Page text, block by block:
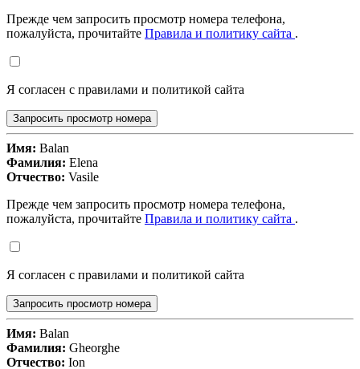
Прежде чем запросить просмотр номера телефона,
пожалуйста, прочитайте Правила и политику сайта .
Я согласен с правилами и политикой сайта
Запросить просмотр номера
Имя: Balan
Фамилия: Elena
Отчество: Vasile
Прежде чем запросить просмотр номера телефона,
пожалуйста, прочитайте Правила и политику сайта .
Я согласен с правилами и политикой сайта
Запросить просмотр номера
Имя: Balan
Фамилия: Gheorghe
Отчество: Ion